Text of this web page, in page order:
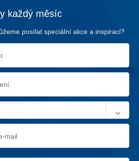
každý měsíc
posílat speciální akce a inspiraci?